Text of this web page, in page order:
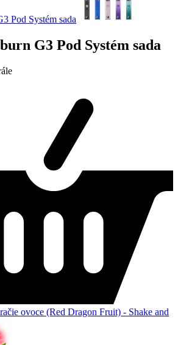
Pod Systém sada
G3 Pod Systém sada
ovoce (Red Dragon Fruit) - Shake and